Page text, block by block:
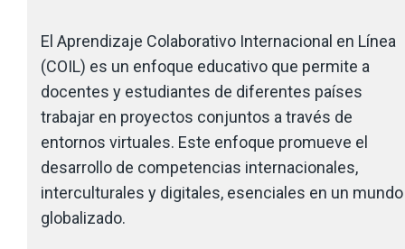
El Aprendizaje Colaborativo Internacional en Línea
(COIL) es un enfoque educativo que permite a
docentes y estudiantes de diferentes países
trabajar en proyectos conjuntos a través de
entornos virtuales. Este enfoque promueve el
desarrollo de competencias internacionales,
interculturales y digitales, esenciales en un mundo
globalizado.